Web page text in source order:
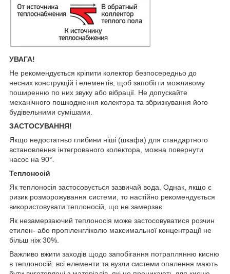
УВАГА!
Не рекомендується кріпити колектор безпосередньо до
несних конструкцій і елементів, щоб запобігти можливому
поширенню по них звуку або вібрації. Не допускайте
механічного пошкодження колектора та збризкування його
будівельними сумішами.
ЗАСТОСУВАННЯ!
Якщо недостатньо глибини ніші (шкафа) для стандартного
встановлення інтегрованого колектора, можна повернути
насос на 90°.
Теплоносій
Як теплоносія застосовується зазвичай вода. Однак, якщо є
ризик розморожування системи, то настійно рекомендується
використовувати теплоносій, що не замерзає.
Як незамерзаючий теплоносія може застосовуватися розчин
етилен- або пропіленгліколю максимальної концентрації не
більш ніж 30%.
Важливо вжити заходів щодо запобігання потраплянню кисню
в теплоносій: всі елементи та вузли системи опалення мають